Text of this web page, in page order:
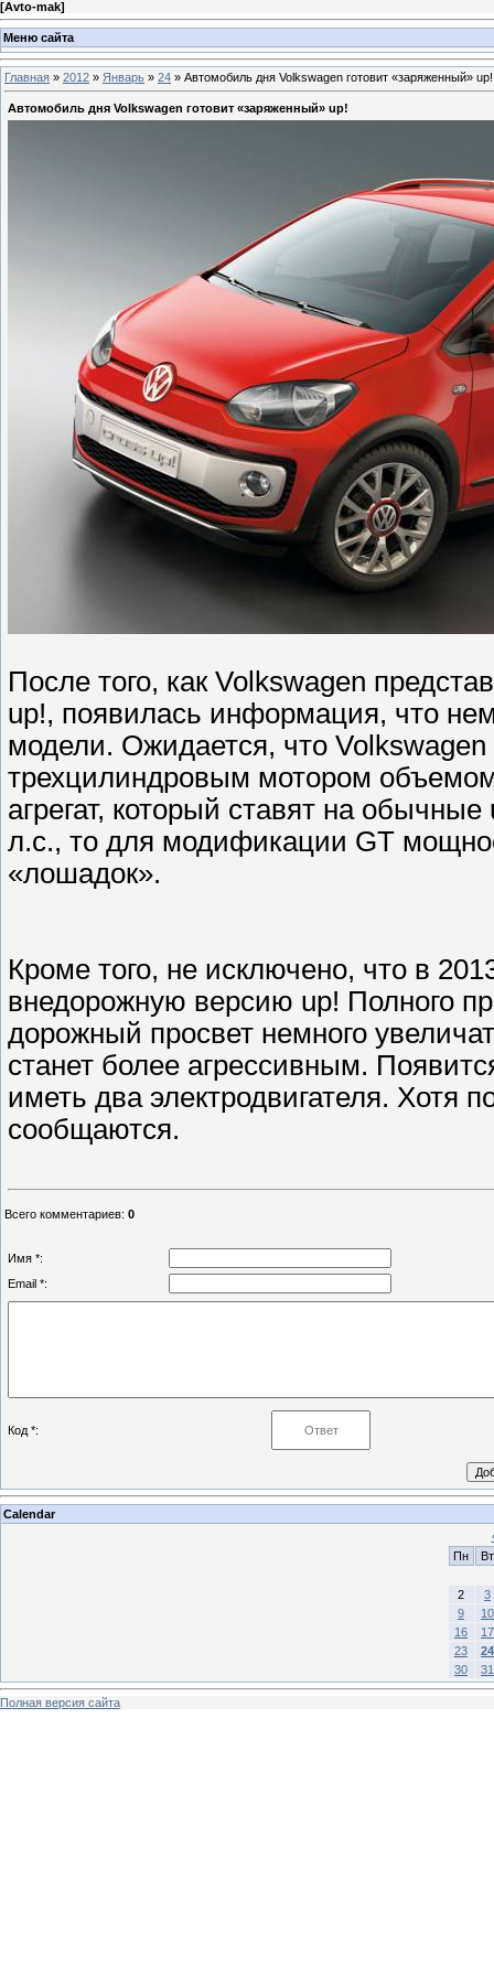
[Avto-mak]
Меню сайта
Главная » 2012 » Январь » 24 » Автомобиль дня Volkswagen готовит «заряженный» up!
Автомобиль дня Volkswagen готовит «заряженный» up!
После того, как Volkswagen
up!, появилась информация, что
модели. Ожидается, что
трехцилиндровым мотором
агрегат, который ставят на
л.с., то для модификации GT
«лошадок».
Кроме того, не исключено, что в
внедорожную версию up! Полного
дорожный просвет немного
станет более агрессивным.
иметь два электродвигателя. Хотя
сообщаются.
Всего комментариев: 0
Имя *:
Email *:
Код *:
Calendar
Пн
Вт
2
3
9
10
16
17
23
24
30
31
Полная версия сайта